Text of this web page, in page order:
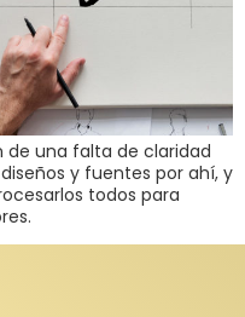
de una falta de claridad
y fuentes por ahí, y
todos para